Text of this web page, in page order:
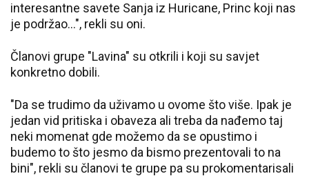
interesantne savete Sanja iz Huricane, Princ koji nas
je podržao...", rekli su oni.
Članovi grupe "Lavina" su otkrili i koji su savjet
konkretno dobili.
"Da se trudimo da uživamo u ovome što više. Ipak je
jedan vid pritiska i obaveza ali treba da nađemo taj
neki momenat gde možemo da se opustimo i
budemo to što jesmo da bismo prezentovali to na
bini", rekli su članovi te grupe pa su prokomentarisali